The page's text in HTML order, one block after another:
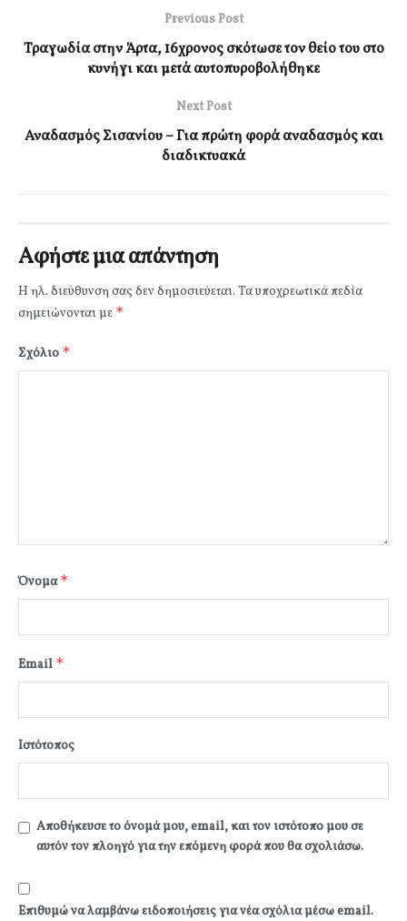
Previous Post
Τραγωδία στην Άρτα, 16χρονος σκότωσε τον θείο του στο
κυνήγι και μετά αυτοπυροβολήθηκε
Next Post
Αναδασμός Σισανίου – Για πρώτη φορά αναδασμός και
διαδικτυακά
Αφήστε μια απάντηση
Η ηλ. διεύθυνση σας δεν δημοσιεύεται. Τα υποχρεωτικά πεδία
σημειώνονται με *
Σχόλιο *
Όνομα*
Email *
Ιστότοπος
Αποθήκευσε το όνομά μου, email, και τον ιστότοπο μου σε
αυτόν τον πλοηγό για την επόμενη φορά που θα σχολιάσω.
Επιθυμώ να λαμβάνω ειδοποιήσεις για νέα σχόλια μέσω email.